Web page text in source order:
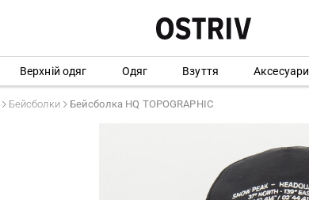
Верхній одяг Одяг Взуття Аксесуари
Бейсболки Бейсболка HQ TOPOGRAPHIC